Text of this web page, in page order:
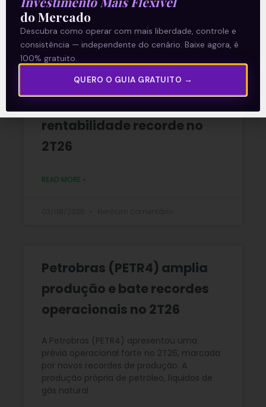
06/08/2026 Nenhum comentário
Multiplan (MULT3) combina
crescimento operacional e
rentabilidade recorde no
2T26
READ MORE »
Petrobras (PETR4) amplia
produção e bate recordes
operacionais no 2T26
A Petrobras (PETR4) apresentou uma
prévia operacional forte no 2T26, marcada
por novos recordes de produção. A
produção própria de petróleo, líquidos de
gás natural
do Mercado
Descubra como operar com mais liberdade, controle e
consistência — independente do cenário. Baixe agora, é
100% gratuito.
QUERO O GUIA GRATUITO →